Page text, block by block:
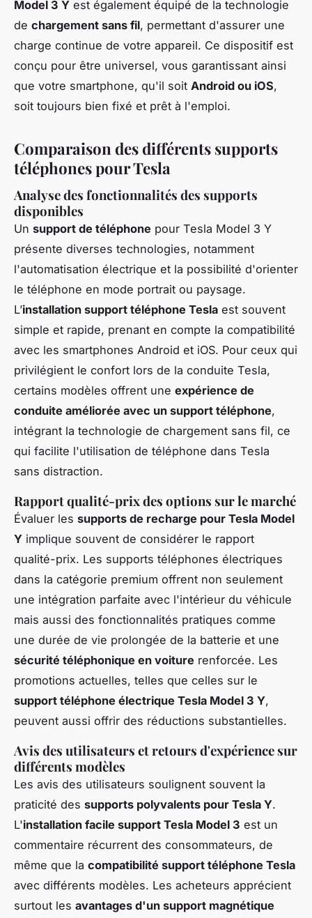
Model 3 Y est également équipé de la technologie
de chargement sans fil, permettant d'assurer une
charge continue de votre appareil. Ce dispositif est
conçu pour être universel, vous garantissant ainsi
que votre smartphone, qu'il soit Android ou iOS,
soit toujours bien fixé et prêt à l'emploi.
Comparaison des différents supports
téléphones pour Tesla
Analyse des fonctionnalités des supports
disponibles
Un support de téléphone pour Tesla Model 3 Y
présente diverses technologies, notamment
l'automatisation électrique et la possibilité d'orienter
le téléphone en mode portrait ou paysage.
L’installation support téléphone Tesla est souvent
simple et rapide, prenant en compte la compatibilité
avec les smartphones Android et iOS. Pour ceux qui
privilégient le confort lors de la conduite Tesla,
certains modèles offrent une expérience de
conduite améliorée avec un support téléphone,
intégrant la technologie de chargement sans fil, ce
qui facilite l'utilisation de téléphone dans Tesla
sans distraction.
Rapport qualité-prix des options sur le marché
Évaluer les supports de recharge pour Tesla Model
Y implique souvent de considérer le rapport
qualité-prix. Les supports téléphones électriques
dans la catégorie premium offrent non seulement
une intégration parfaite avec l'intérieur du véhicule
mais aussi des fonctionnalités pratiques comme
une durée de vie prolongée de la batterie et une
sécurité téléphonique en voiture renforcée. Les
promotions actuelles, telles que celles sur le
support téléphone électrique Tesla Model 3 Y,
peuvent aussi offrir des réductions substantielles.
Avis des utilisateurs et retours d'expérience sur
différents modèles
Les avis des utilisateurs soulignent souvent la
praticité des supports polyvalents pour Tesla Y.
L'installation facile support Tesla Model 3 est un
commentaire récurrent des consommateurs, de
même que la compatibilité support téléphone Tesla
avec différents modèles. Les acheteurs apprécient
surtout les avantages d'un support magnétique